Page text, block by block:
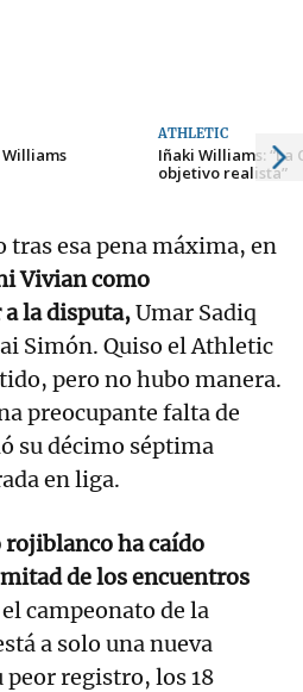
ATHLETIC
Iñaki Williams: “La
objetivo realista”
tras esa pena máxima, en
Vivian como
la disputa,Umar Sadiq
Simón. Quiso el Athletic
pero no hubo manera.
preocupante falta de
su décimo séptima
en liga.
ha caído
de los encuentros
campeonato de la
a solo una nueva
registro, los 18